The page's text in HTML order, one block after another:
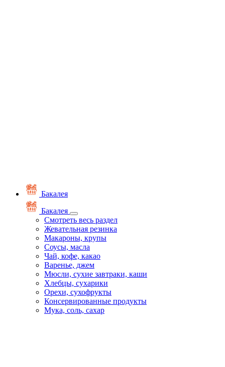
Бакалея
Бакалея
Смотреть весь раздел
Жевательная резинка
Макароны, крупы
Соусы, масла
Чай, кофе, какао
Варенье, джем
Мюсли, сухие завтраки, каши
Хлебцы, сухарики
Орехи, сухофрукты
Консервированные продукты
Мука, соль, сахар